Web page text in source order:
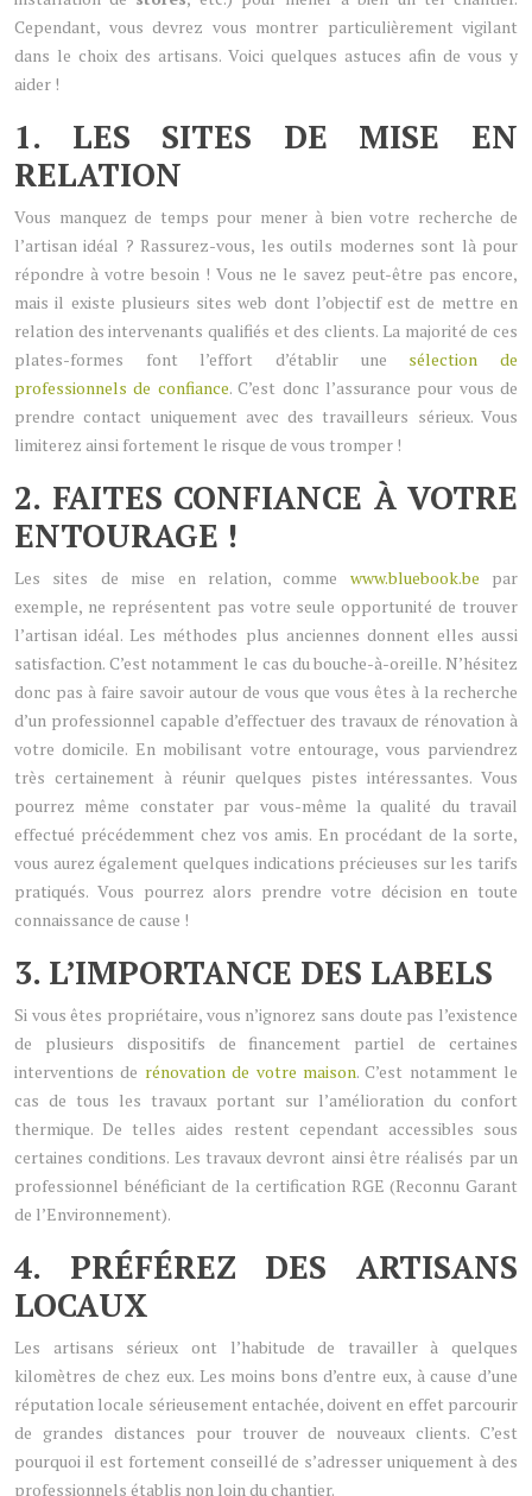
Cependant, vous devrez vous montrer particulièrement vigilant
dans le choix des artisans. Voici quelques astuces afin de vous y
aider !
1. LES SITES DE MISE EN
RELATION
Vous manquez de temps pour mener à bien votre recherche de
l’artisan idéal ? Rassurez-vous, les outils modernes sont là pour
répondre à votre besoin ! Vous ne le savez peut-être pas encore,
mais il existe plusieurs sites web dont l’objectif est de mettre en
relation des intervenants qualifiés et des clients. La majorité de ces
plates-formes font l’effort d’établir une sélection de
professionnels de confiance. C’est donc l’assurance pour vous de
prendre contact uniquement avec des travailleurs sérieux. Vous
limiterez ainsi fortement le risque de vous tromper !
2. FAITES CONFIANCE À VOTRE
ENTOURAGE !
Les sites de mise en relation, comme www.bluebook.be par
exemple, ne représentent pas votre seule opportunité de trouver
l’artisan idéal. Les méthodes plus anciennes donnent elles aussi
satisfaction. C’est notamment le cas du bouche-à-oreille. N’hésitez
donc pas à faire savoir autour de vous que vous êtes à la recherche
d’un professionnel capable d’effectuer des travaux de rénovation à
votre domicile. En mobilisant votre entourage, vous parviendrez
très certainement à réunir quelques pistes intéressantes. Vous
pourrez même constater par vous-même la qualité du travail
effectué précédemment chez vos amis. En procédant de la sorte,
vous aurez également quelques indications précieuses sur les tarifs
pratiqués. Vous pourrez alors prendre votre décision en toute
connaissance de cause !
3. L’IMPORTANCE DES LABELS
Si vous êtes propriétaire, vous n’ignorez sans doute pas l’existence
de plusieurs dispositifs de financement partiel de certaines
interventions de rénovation de votre maison. C’est notamment le
cas de tous les travaux portant sur l’amélioration du confort
thermique. De telles aides restent cependant accessibles sous
certaines conditions. Les travaux devront ainsi être réalisés par un
professionnel bénéficiant de la certification RGE (Reconnu Garant
de l’Environnement).
4. PRÉFÉREZ DES ARTISANS
LOCAUX
Les artisans sérieux ont l’habitude de travailler à quelques
kilomètres de chez eux. Les moins bons d’entre eux, à cause d’une
réputation locale sérieusement entachée, doivent en effet parcourir
de grandes distances pour trouver de nouveaux clients. C’est
pourquoi il est fortement conseillé de s’adresser uniquement à des
professionnels établis non loin du chantier.